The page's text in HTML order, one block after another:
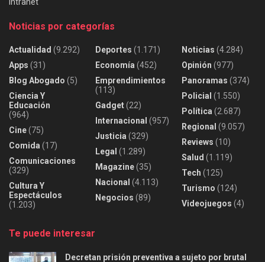
Noticias por categorías
Actualidad (9.292)
Apps (31)
Blog Abogado (5)
Ciencia Y
Educación
(964)
Cine(75)
Comida (17)
Comunicaciones
(329)
Cultura Y
Espectáculos
(1.203)
Deportes (1.171)
Economía (452)
Emprendimientos
(113)
Gadget(22)
Internacional (957)
Justicia (329)
Legal (1.289)
Magazine(35)
Nacional (4.113)
Negocios (89)
Noticias (4.284)
Opinión (977)
Panoramas (374)
Policial (1.550)
Política (2.687)
Regional (9.057)
Reviews (10)
Salud (1.119)
Tech (125)
Turismo (124)
Videojuegos (4)
Te puede interesar
Decretan prisión preventiva a sujeto por brutal